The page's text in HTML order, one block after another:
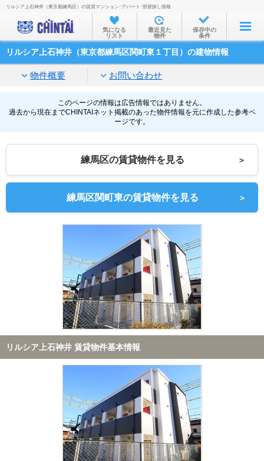
お部屋を探す
沿線・駅から
家賃相場から
通勤通学時間から
物件特集から
不動産会社から
TOP
リルシア上石神井（東京都練馬区）の賃貸マンション･アパート･部屋探し情報
気になる
リスト
最近見た
物件
保存中の
条件
リルシア上石神井（東京都練馬区関町東１丁目）の建物情報
物件概要 お問い合わせ
このページの情報は広告情報ではありません。
過去から現在までCHINTAIネット掲載のあった物件情報を元に作成した参考ペ
ージです。
練馬区の賃貸物件を見る ＞
練馬区関町東の賃貸物件を見る ＞
リルシア上石神井 賃貸物件基本情報